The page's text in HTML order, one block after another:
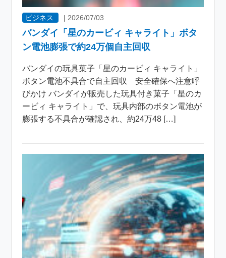
ビジネス |2026/07/03
バンダイ「星のカービィ キャライト」ボタ
ン電池膨張で約24万個自主回収
バンダイの玩具菓子「星のカービィ キャライト」
ボタン電池不具合で自主回収 安全確保へ注意呼
びかけ バンダイが販売した玩具付き菓子「星のカ
ービィ キャライト」で、玩具内部のボタン電池が
膨張する不具合が確認され、約24万48 […]